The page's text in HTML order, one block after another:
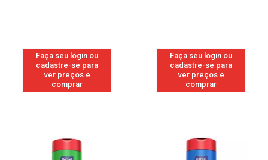
Faça seu login ou
cadastre-se para
ver preços e
comprar
Faça seu login ou
cadastre-se para
ver preços e
comprar